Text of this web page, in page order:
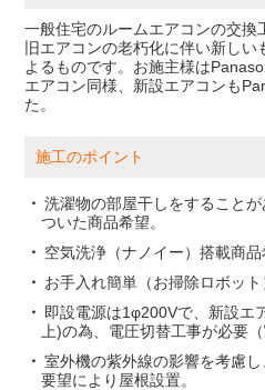
一般住宅のルームエアコンの交換
旧エアコンの老朽化に伴い新し
よるものです。お施主様は
エアコン同様、新設エアコンも
た。
施工のポイント
洗濯物の部屋干しをすること
ついた商品希望。
空気洗浄（ナノイー）搭載商品
お手入れ簡単（お掃除ロボット
即設電源は1φ200Vで、新設エ
上)の為、電圧切替工事が必要
室外機の紫外線の影響を考慮
要望により屋根設置。